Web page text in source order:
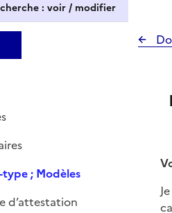
: voir / modifier
; Modèles
d’attestation